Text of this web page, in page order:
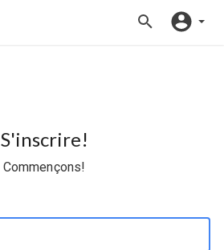
S'inscrire!
Commençons!